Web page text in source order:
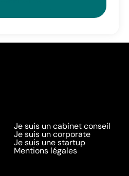
Je suis un cabinet conseil
Je suis un corporate
Je suis une startup
Mentions légales